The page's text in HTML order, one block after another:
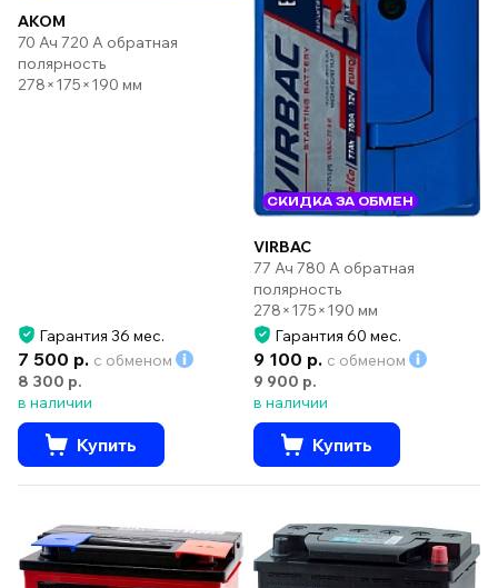
AKOM
70 Ач 720 А обратная
полярность
278×175×190 мм
Гарантия 36 мес.
7 500 р. с обменом
8 300 р.
в наличии
Купить
СКИДКА ЗА ОБМЕН
VIRBAC
77 Ач 780 А обратная
полярность
278×175×190 мм
Гарантия 60 мес.
9 100 р. с обменом
9 900 р.
в наличии
Купить